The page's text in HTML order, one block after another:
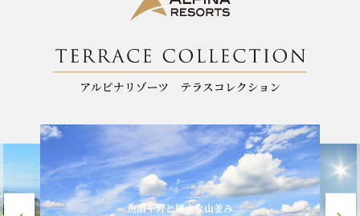
魚沼平野と雄大な山並み